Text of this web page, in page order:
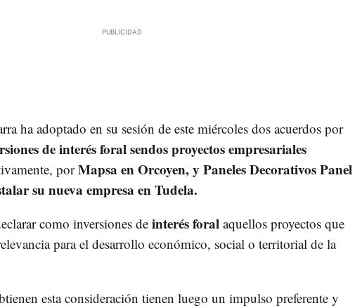
ha adoptado en su sesión de este miércoles dos acuerdos por
de interés foral sendos proyectos empresariales
porMapsa en Orcoyen, y Paneles Decorativos Panel
su nueva empresa en Tudela.
como inversiones de interés foral aquellos proyectos que
para el desarrollo económico, social o territorial de la
esta consideración tienen luego un impulso preferente y